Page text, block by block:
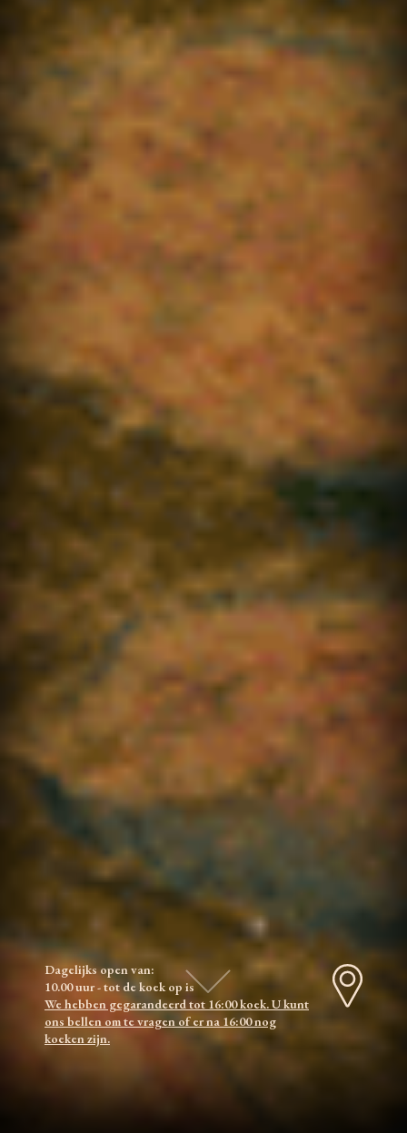
Dagelijks open van:
10.00 uur - tot de koek op is
We hebben gegarandeerd tot 16:00 koek. U kunt
ons bellen om te vragen of er na 16:00 nog
koeken zijn.